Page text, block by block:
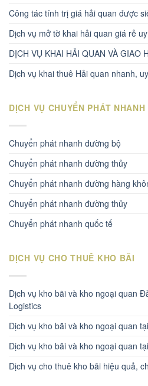
Công tác tính trị giá hải quan được
Dịch vụ mở tờ khai hải quan giá rẻ
DỊCH VỤ KHAI HẢI QUAN VÀ GIAO
Dịch vụ khai thuê Hải quan nhanh,
DỊCH VỤ CHUYỂN PHÁT NHANH
Chuyển phát nhanh đường bộ
Chuyển phát nhanh dường thủy
Chuyển phát nhanh đường hàng
Chuyển phát nhanh đường thủy
Chuyển phát nhanh quốc tế
DỊCH VỤ CHO THUÊ KHO BÃI
Dịch vụ kho bãi và kho ngoại quan
Logistics
Dịch vụ kho bãi và kho ngoại quan
Dịch vụ kho bãi và kho ngoại quan
Dịch vụ cho thuê kho bãi hiệu quả,